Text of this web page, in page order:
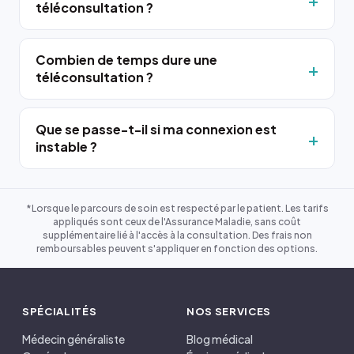
téléconsultation ?
Combien de temps dure une
téléconsultation ?
Que se passe-t-il si ma connexion est
instable ?
*Lorsque le parcours de soin est respecté par le patient. Les tarifs
appliqués sont ceux de l'Assurance Maladie, sans coût
supplémentaire lié à l'accès à la consultation. Des frais non
remboursables peuvent s'appliquer en fonction des options.
SPÉCIALITÉS
Médecin généraliste
NOS SERVICES
Blog médical